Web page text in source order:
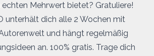
Mehrwert bietet? Gratuliere!
unterhält dich alle 2 Wochen mit
und hängt regelmäßig
an. 100% gratis. Trage dich